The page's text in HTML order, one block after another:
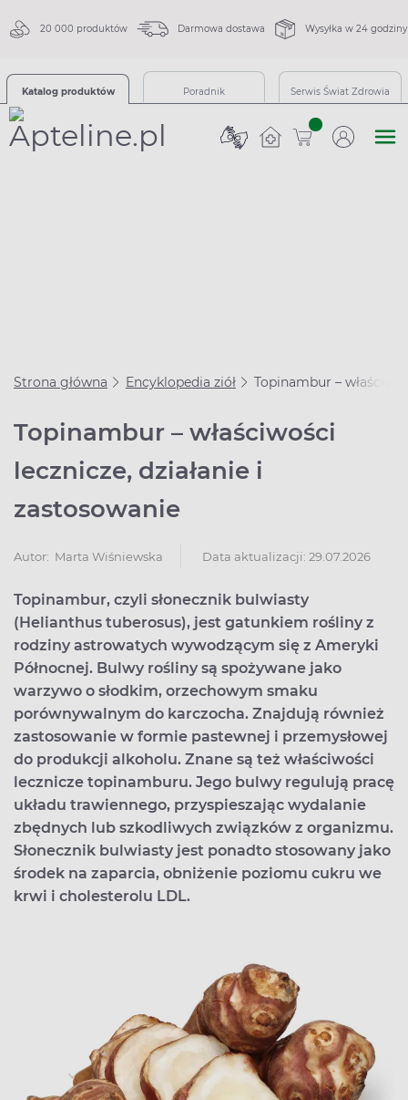
20 000 produktów Darmowa dostawa Wysyłka w 24 godziny
Katalog produktów Poradnik Serwis Świat Zdrowia
sztuk
Strona główna Encyklopedia ziół Topinambur –
Topinambur – właściwości
lecznicze, działanie i
zastosowanie
Autor: Marta Wiśniewska Data aktualizacji: 29.07.2026
Topinambur, czyli słonecznik bulwiasty
(Helianthus tuberosus), jest gatunkiem rośliny z
rodziny astrowatych wywodzącym się z Ameryki
Północnej. Bulwy rośliny są spożywane jako
warzywo o słodkim, orzechowym smaku
porównywalnym do karczocha. Znajdują również
zastosowanie w formie pastewnej i przemysłowej
do produkcji alkoholu. Znane są też właściwości
lecznicze topinamburu. Jego bulwy regulują pracę
układu trawiennego, przyspieszając wydalanie
zbędnych lub szkodliwych związków z organizmu.
Słonecznik bulwiasty jest ponadto stosowany jako
środek na zaparcia, obniżenie poziomu cukru we
krwi i cholesterolu LDL.